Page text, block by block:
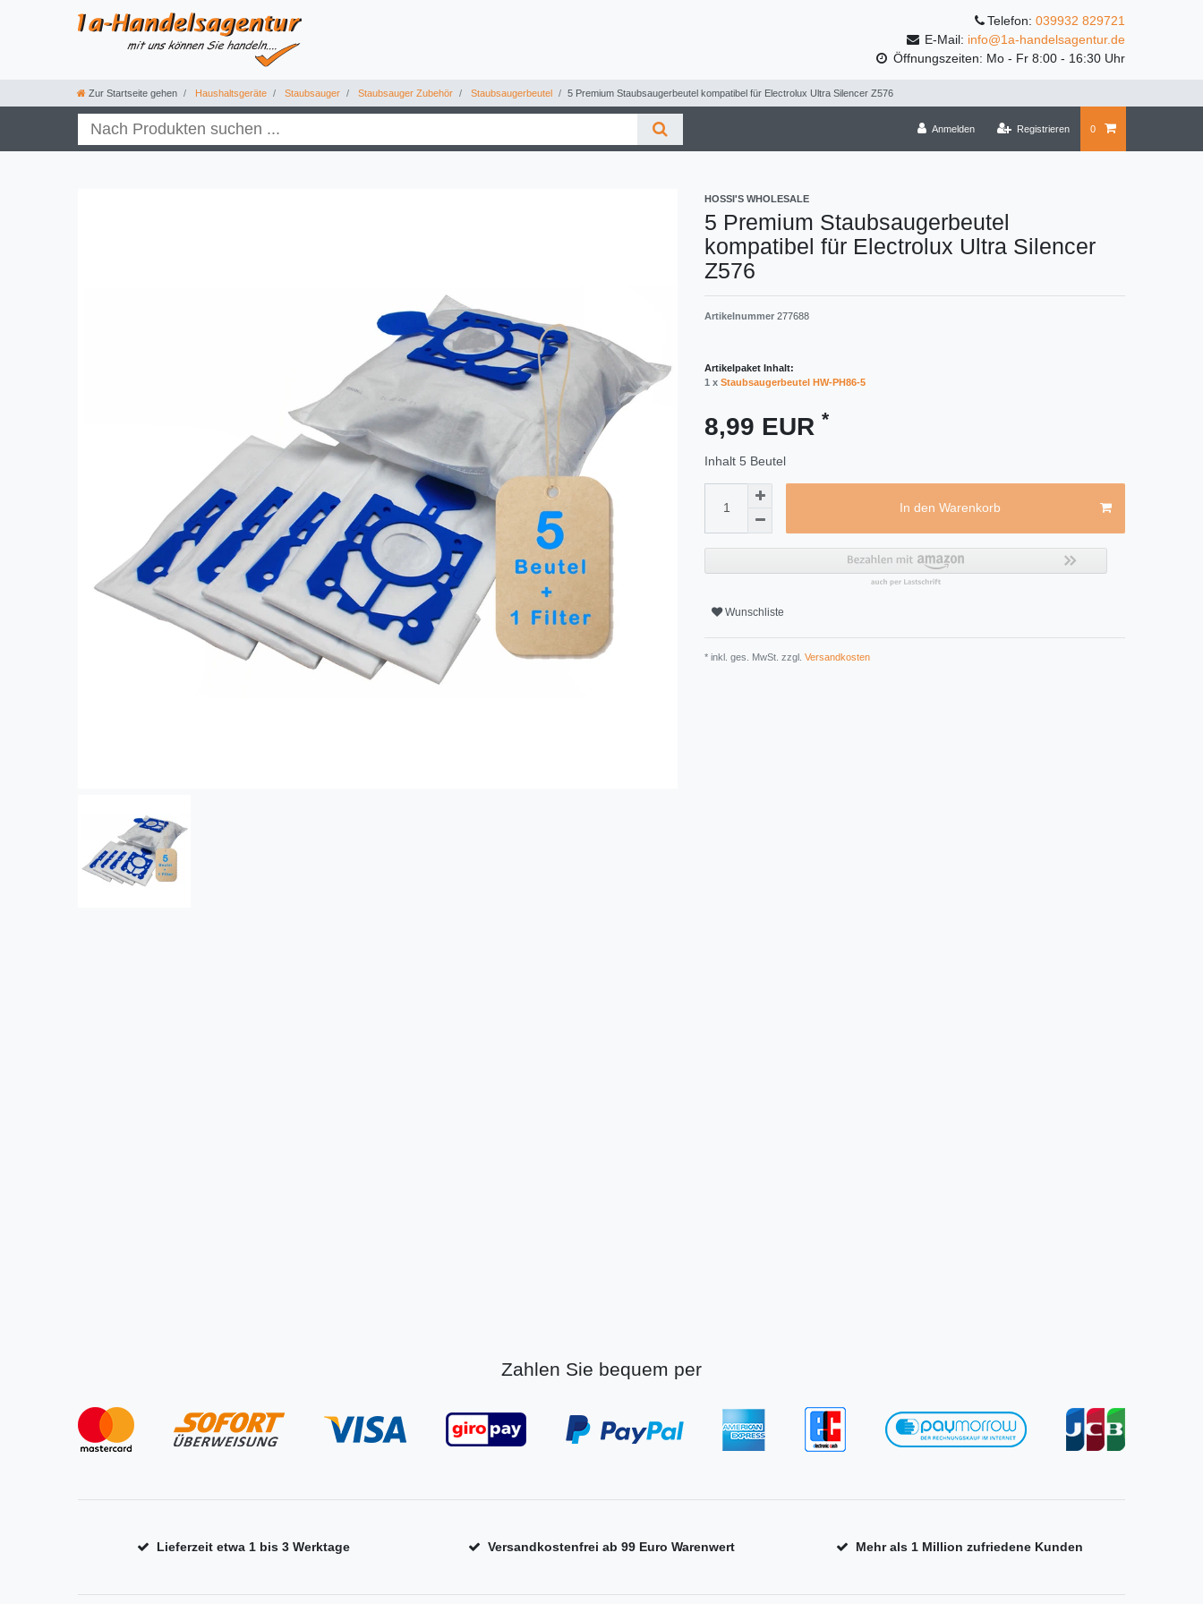
Telefon: 039932 829721
E-Mail: info@1a-handelsagentur.de
Öffnungszeiten: Mo - Fr 8:00 - 16:30 Uhr
Zur Startseite gehen Haushaltsgeräte Staubsauger Staubsauger Zubehör Staubsaugerbeutel 5 Premium Staubsaugerbeutel kompatibel für Electrolux Ultra Silencer Z576
Anmelden Registrieren 0
HOSSI'S WHOLESALE
5 Premium Staubsaugerbeutel
kompatibel für Electrolux Ultra Silencer
Z576
Artikelnummer 277688
Artikelpaket Inhalt:
1 x Staubsaugerbeutel HW-PH86-5
8,99 EUR *
Inhalt 5 Beutel
In den Warenkorb
Wunschliste
* inkl. ges. MwSt. zzgl. Versandkosten
Zahlen Sie bequem per
Lieferzeit etwa 1 bis 3 Werktage Versandkostenfrei ab 99 Euro Warenwert Mehr als 1 Million zufriedene Kunden